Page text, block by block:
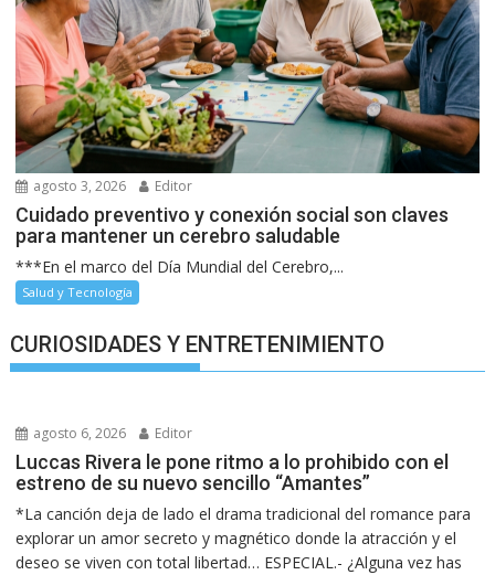
agosto 3, 2026 Editor
Cuidado preventivo y conexión social son claves
para mantener un cerebro saludable
***En el marco del Día Mundial del Cerebro,...
Salud y Tecnología
CURIOSIDADES Y ENTRETENIMIENTO
agosto 6, 2026 Editor
Luccas Rivera le pone ritmo a lo prohibido con el
estreno de su nuevo sencillo “Amantes”
*La canción deja de lado el drama tradicional del romance para
explorar un amor secreto y magnético donde la atracción y el
deseo se viven con total libertad… ESPECIAL.- ¿Alguna vez has